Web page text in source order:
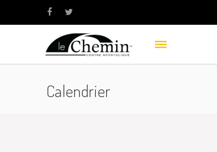
Calendrier